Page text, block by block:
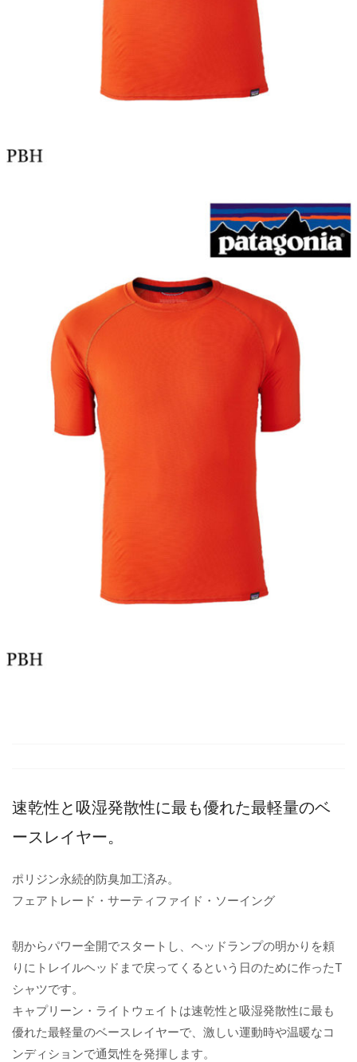
速乾性と吸湿発散性に最も優れた最軽量のベ
ースレイヤー。
ポリジン永続的防臭加工済み。
フェアトレード・サーティファイド・ソーイング
朝からパワー全開でスタートし、ヘッドランプの明かりを頼
りにトレイルヘッドまで戻ってくるという日のために作ったT
シャツです。
キャプリーン・ライトウェイトは速乾性と吸湿発散性に最も
優れた最軽量のベースレイヤーで、激しい運動時や温暖なコ
ンディションで通気性を発揮します。